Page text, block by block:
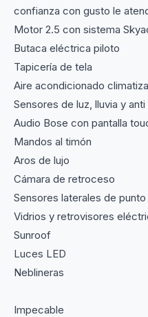
confianza con gusto le
Motor 2.5 con sistema
Butaca eléctrica piloto
Tapicería de tela
Aire acondicionado
Sensores de luz, lluvia y
Audio Bose con pantalla
Mandos al timón
Aros de lujo
Cámara de retroceso
Sensores laterales de
Vidrios y retrovisores
Sunroof
Luces LED
Neblineras
Impecable